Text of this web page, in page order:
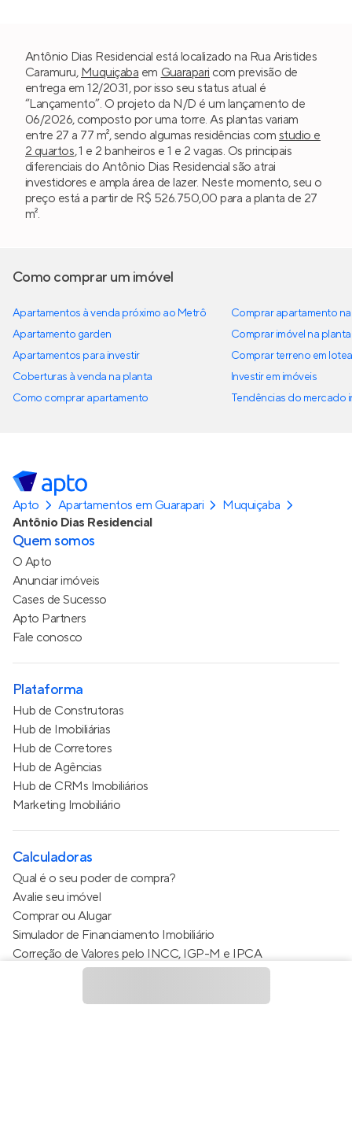
Antônio Dias Residencial está localizado na Rua Aristides
Caramuru, Muquiçaba em Guarapari com previsão de
entrega em 12/2031, por isso seu status atual é
“Lançamento”. O projeto da N/D é um lançamento de
06/2026, composto por uma torre. As plantas variam
entre 27 a 77 m², sendo algumas residências com studio e
2 quartos, 1 e 2 banheiros e 1 e 2 vagas. Os principais
diferenciais do Antônio Dias Residencial são atrai
investidores e ampla área de lazer. Neste momento, seu o
preço está a partir de R$ 526.750,00 para a planta de 27
m².
Como comprar um imóvel
Apartamentos à venda próximo ao Metrô
Apartamento garden
Apartamentos para investir
Coberturas à venda na planta
Como comprar apartamento
Comprar apartamento
Comprar imóvel na planta
Comprar terreno em
Investir em imóveis
Tendências do mercado
Apto Apartamentos em Guarapari
Muquiçaba
Antônio Dias Residencial
Quem somos
O Apto
Anunciar imóveis
Cases de Sucesso
Apto Partners
Fale conosco
Plataforma
Hub de Construtoras
Hub de Imobiliárias
Hub de Corretores
Hub de Agências
Hub de CRMs Imobiliários
Marketing Imobiliário
Calculadoras
Qual é o seu poder de compra?
Avalie seu imóvel
Comprar ou Alugar
Simulador de Financiamento Imobiliário
Correção de Valores pelo INCC, IGP-M e IPCA
Estimativa de valor do condomínio